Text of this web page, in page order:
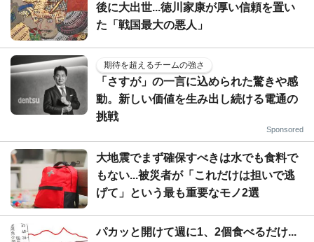
後に大出世...徳川家康が厚い信頼を置い
た「戦国最大の悪人」
期待を超えるチームの強さ
「さすが」の一言に込められた驚きや感
動。新しい価値を生み出し続ける電通の
挑戦
Sponsored
大地震でまず確保すべきは水でも食料で
もない...被災者が「これだけは担いで逃
げて」という最も重要なモノ2選
パカッと開けて週に1、2個食べるだけ...